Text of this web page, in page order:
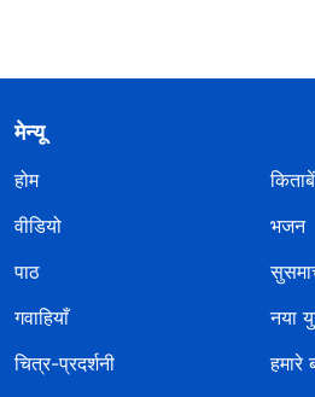
मेन्यू
होम
किताबें
वीडियो
भजन
पाठ
गवाहियाँ
नया
चित्र-प्रदर्शनी
हमारे